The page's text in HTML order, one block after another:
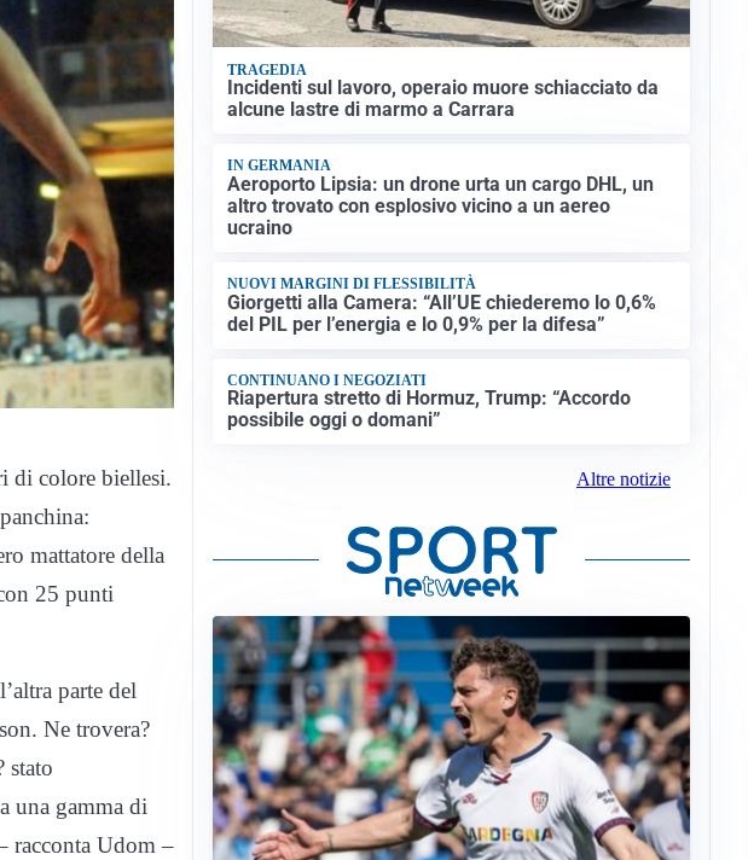
di colore biellesi.
mattatore della
25 punti
’altra parte del
Ne trovera?
stato
una gamma di
racconta Udom –
TRAGEDIA
Incidenti sul lavoro, operaio muore schiacciato da
alcune lastre di marmo a Carrara
IN GERMANIA
Aeroporto Lipsia: un drone urta un cargo DHL, un
altro trovato con esplosivo vicino a un aereo
ucraino
NUOVI MARGINI DI FLESSIBILITÀ
Giorgetti alla Camera: “All’UE chiederemo lo 0,6%
del PIL per l’energia e lo 0,9% per la difesa”
CONTINUANO I NEGOZIATI
Riapertura stretto di Hormuz, Trump: “Accordo
possibile oggi o domani”
Altre notizie